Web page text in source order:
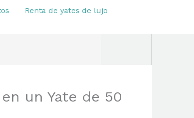
Renta de yates de lujo
un Yate de 50